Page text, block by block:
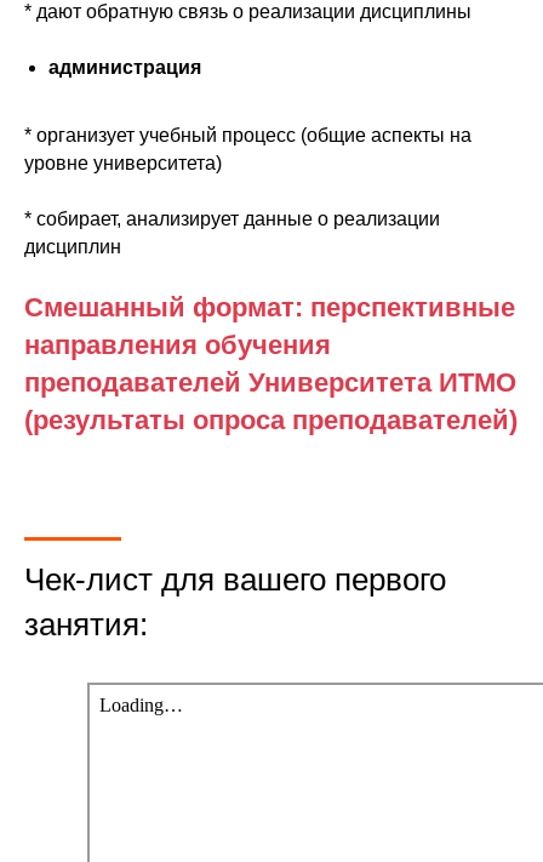
* дают обратную связь о реализации дисциплины
администрация
* организует учебный процесс (общие аспекты на
уровне университета)
* собирает, анализирует данные о реализации
дисциплин
Смешанный формат: перспективные
направления обучения
преподавателей Университета ИТМО
(результаты опроса преподавателей)
Чек-лист для вашего первого
занятия: